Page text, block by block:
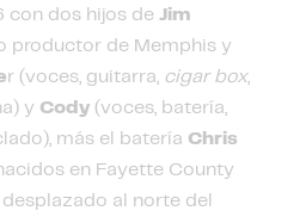
con dos hijos de Jim
productor de Memphis y
r (voces, guitarra, cigar box,
y Cody (voces, batería,
más el batería Chris
en Fayette County
desplazado al norte del